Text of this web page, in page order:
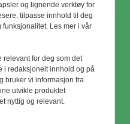
2024
åndsverkloven.
er
tillatt når det er
og lignende verktøy for
tilpasse innhold til deg
Les mer i vår
for deg som det
i redaksjonelt innhold og på
bruker vi informasjon fra
utvikle produktet
nyttig og relevant.